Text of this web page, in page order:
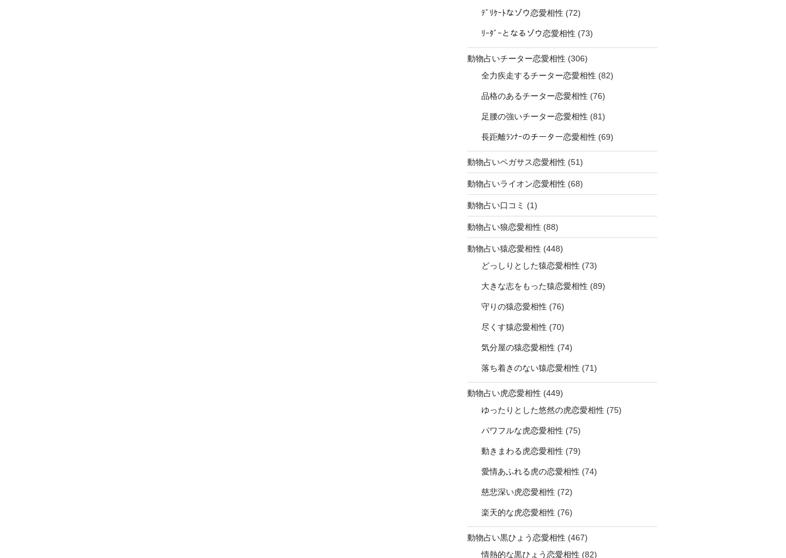
ﾃﾞﾘｹｰﾄなゾウ恋愛相性 (72)
ﾘｰﾀﾞｰとなるゾウ恋愛相性 (73)
動物占いチーター恋愛相性 (306)
全力疾走するチーター恋愛相性 (82)
品格のあるチーター恋愛相性 (76)
足腰の強いチーター恋愛相性 (81)
長距離ﾗﾝﾅｰのチーター恋愛相性 (69)
動物占いペガサス恋愛相性 (51)
動物占いライオン恋愛相性 (68)
動物占い口コミ (1)
動物占い狼恋愛相性 (88)
動物占い猿恋愛相性 (448)
どっしりとした猿恋愛相性 (73)
大きな志をもった猿恋愛相性 (89)
守りの猿恋愛相性 (76)
尽くす猿恋愛相性 (70)
気分屋の猿恋愛相性 (74)
落ち着きのない猿恋愛相性 (71)
動物占い虎恋愛相性 (449)
ゆったりとした悠然の虎恋愛相性 (75)
パワフルな虎恋愛相性 (75)
動きまわる虎恋愛相性 (79)
愛情あふれる虎の恋愛相性 (74)
慈悲深い虎恋愛相性 (72)
楽天的な虎恋愛相性 (76)
動物占い黒ひょう恋愛相性 (467)
情熱的な黒ひょう恋愛相性 (82)